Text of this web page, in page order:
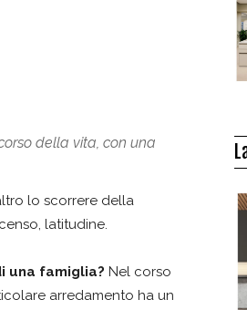
della vita, con una
lo scorrere della
latitudine.
una famiglia? Nel corso
arredamento ha un